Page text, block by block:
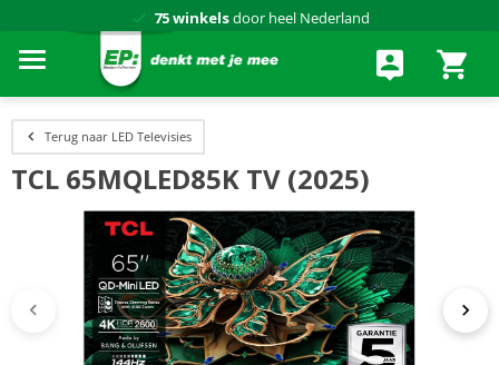
75 winkelsdoor heel Nederland
Terug naar LED Televisies
TCL 65MQLED85K TV (2025)